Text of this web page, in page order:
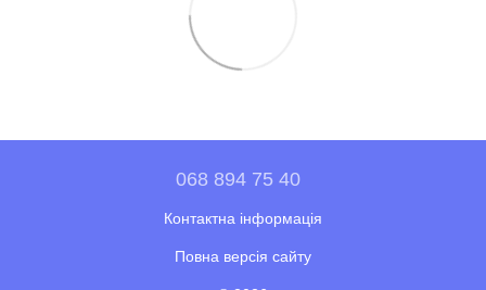
068 894 75 40
Контактна інформація
Повна версія сайту